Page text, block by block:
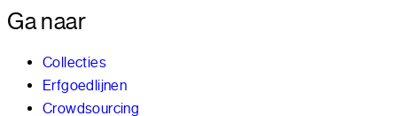
Ga naar
Collecties
Erfgoedlijnen
Crowdsourcing